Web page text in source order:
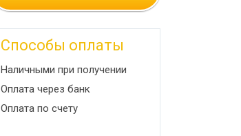
Способы оплаты
Наличными при получении
Оплата через банк
Оплата по счету